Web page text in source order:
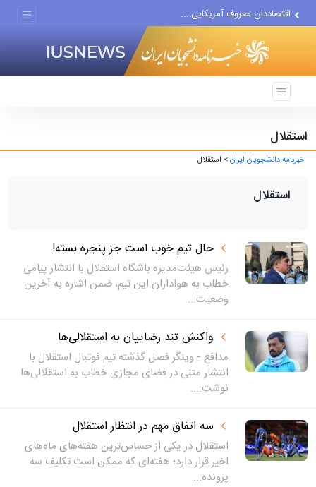
اقتصاددان معروف آمریکایی:...
استقلال
خبرنامه دانشجویان ایران> استقلال
استقلال
حال تیم خوب است جز پنجره بسته!
رئیس هیئت‌مدیره باشگاه استقلال با انتشار پیامی
خطاب به هواداران این تیم، ضمن اشاره به آخرین
وضعیت...
واکنش تند رضاییان به استقلالی‌ها
مدافع - وینگر فصل گذشته تیم فوتبال استقلال با
انتشار متنی در فضای مجازی خطاب به استقلالی‌ها
نوشت:...
سه اتفاق مهم در انتظار استقلال
استقلال در یکی از حساس‌ترین هفته‌های ماه‌های
اخیر قرار دارد؛ هفته‌ای که ممکن است تکلیف سه
پرونده...